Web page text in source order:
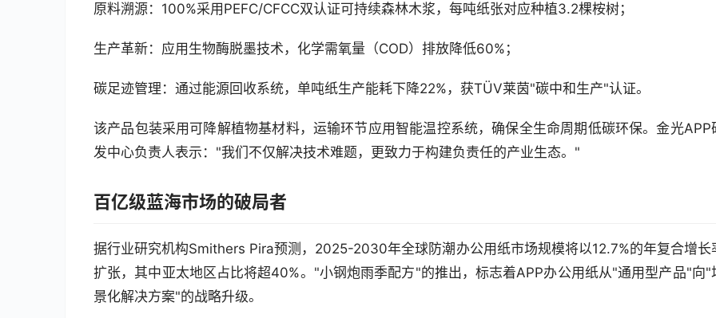
原料溯源：100%采用PEFC/CFCC双认证可持续森林木浆，每吨纸张对应种植3.2棵桉树；
生产革新：应用生物酶脱墨技术，化学需氧量（COD）排放降低60%；
碳足迹管理：通过能源回收系统，单吨纸生产能耗下降22%，获TÜV莱茵"碳中和生产"认证。
该产品包装采用可降解植物基材料，运输环节应用智能温控系统，确保全生命周期低碳环保。金光APP
发中心负责人表示："我们不仅解决技术难题，更致力于构建负责任的产业生态。"
百亿级蓝海市场的破局者
据行业研究机构Smithers Pira预测，2025-2030年全球防潮办公用纸市场规模将以12.7%的年复合增长
扩张，其中亚太地区占比将超40%。"小钢炮雨季配方"的推出，标志着APP办公用纸从"通用型产品"向"
景化解决方案"的战略升级。